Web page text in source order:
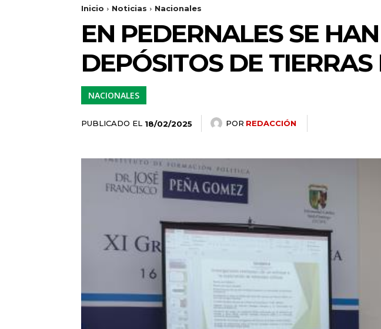
Inicio Noticias Nacionales
EN PEDERNALES SE
DEPÓSITOS DE TIERRAS
NACIONALES
PUBLICADO EL 18/02/2025 POR REDACCIÓN